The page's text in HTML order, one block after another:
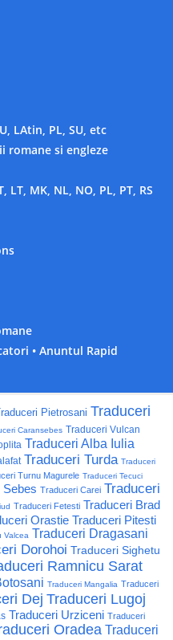
LAtin, PL, SU, etc
romane si engleze
LT, MK, NL, NO, PL, PT, RS
• Anuntul Rapid
Pietrosani Traduceri
Caransebes Traduceri Vulcan
Traduceri Alba Iulia
Traduceri Turda Traduceri
Turnu Magurele Traduceri Tecuci
Sebes Traduceri Carei Traduceri
Traduceri Fetesti Traduceri Brad
Orastie Traduceri Pitesti
Valcea Traduceri Dragasani
Dorohoi Traduceri Sighetu
Ramnicu Sarat
Traduceri Mangalia Traduceri
Dej Traduceri Lugoj
Traduceri Urziceni Traduceri
Oradea Traduceri